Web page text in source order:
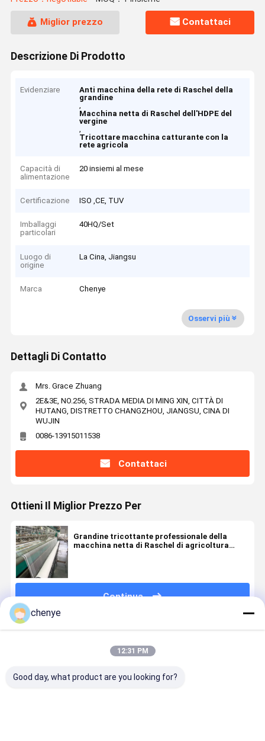
Miglior prezzo Contattaci
Descrizione Di Prodotto
Evidenziare
Anti macchina della rete di Raschel della
grandine
,
Macchina netta di Raschel dell'HDPE del
vergine
,
Tricottare macchina catturante con la
rete agricola
Capacità di
alimentazione
20 insiemi al mese
Certificazione ISO ,CE, TUV
Imballaggi
particolari
40HQ/Set
Luogo di
origine
La Cina, Jiangsu
Marca Chenye
Osservi più
Dettagli Di Contatto
Mrs. Grace Zhuang
2E&3E, NO.256, STRADA MEDIA DI MING XIN, CITTÀ DI
HUTANG, DISTRETTO CHANGZHOU, JIANGSU, CINA DI
WUJIN
0086-13915011538
Contattaci
Ottieni Il Miglior Prezzo Per
Grandine tricottante professionale della
macchina netta di Raschel di agricoltura
Continua
chenye
12:31 PM
Good day, what product are you looking for?